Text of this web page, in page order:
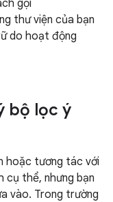
gọi
thư viện của bạn
do hoạt động
bộ lọc ý
hoặc tương tác với
cụ thể, nhưng bạn
vào. Trong trường